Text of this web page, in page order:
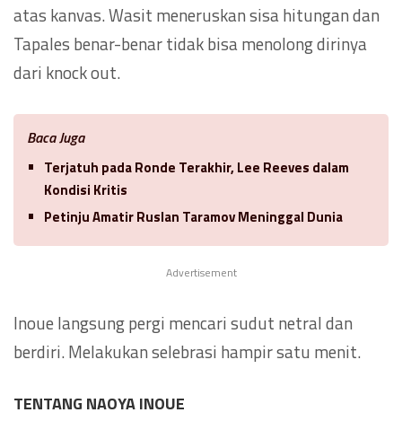
atas kanvas. Wasit meneruskan sisa hitungan dan
Tapales benar-benar tidak bisa menolong dirinya
dari knock out.
Baca Juga
Terjatuh pada Ronde Terakhir, Lee Reeves dalam
Kondisi Kritis
Petinju Amatir Ruslan Taramov Meninggal Dunia
Advertisement
Inoue langsung pergi mencari sudut netral dan
berdiri. Melakukan selebrasi hampir satu menit.
TENTANG NAOYA INOUE